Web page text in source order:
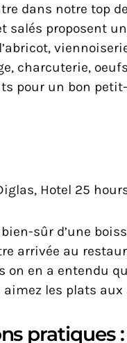
dans notre top
salés proposent
charcuterie,
pour un bon
Hotel 25
sûr d’une
arrivée au
on en a entendu
aimez les plats
pratiques :